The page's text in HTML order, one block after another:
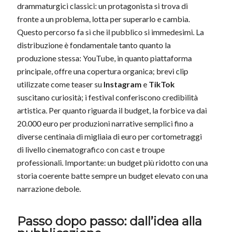
drammaturgici classici: un protagonista si trova di
fronte a un problema, lotta per superarlo e cambia.
Questo percorso fa sì che il pubblico si immedesimi. La
distribuzione è fondamentale tanto quanto la
produzione stessa: YouTube, in quanto piattaforma
principale, offre una copertura organica; brevi clip
utilizzate come teaser su Instagram e TikTok
suscitano curiosità; i festival conferiscono credibilità
artistica. Per quanto riguarda il budget, la forbice va dai
20.000 euro per produzioni narrative semplici fino a
diverse centinaia di migliaia di euro per cortometraggi
di livello cinematografico con cast e troupe
professionali. Importante: un budget più ridotto con una
storia coerente batte sempre un budget elevato con una
narrazione debole.
Passo dopo passo: dall’idea alla